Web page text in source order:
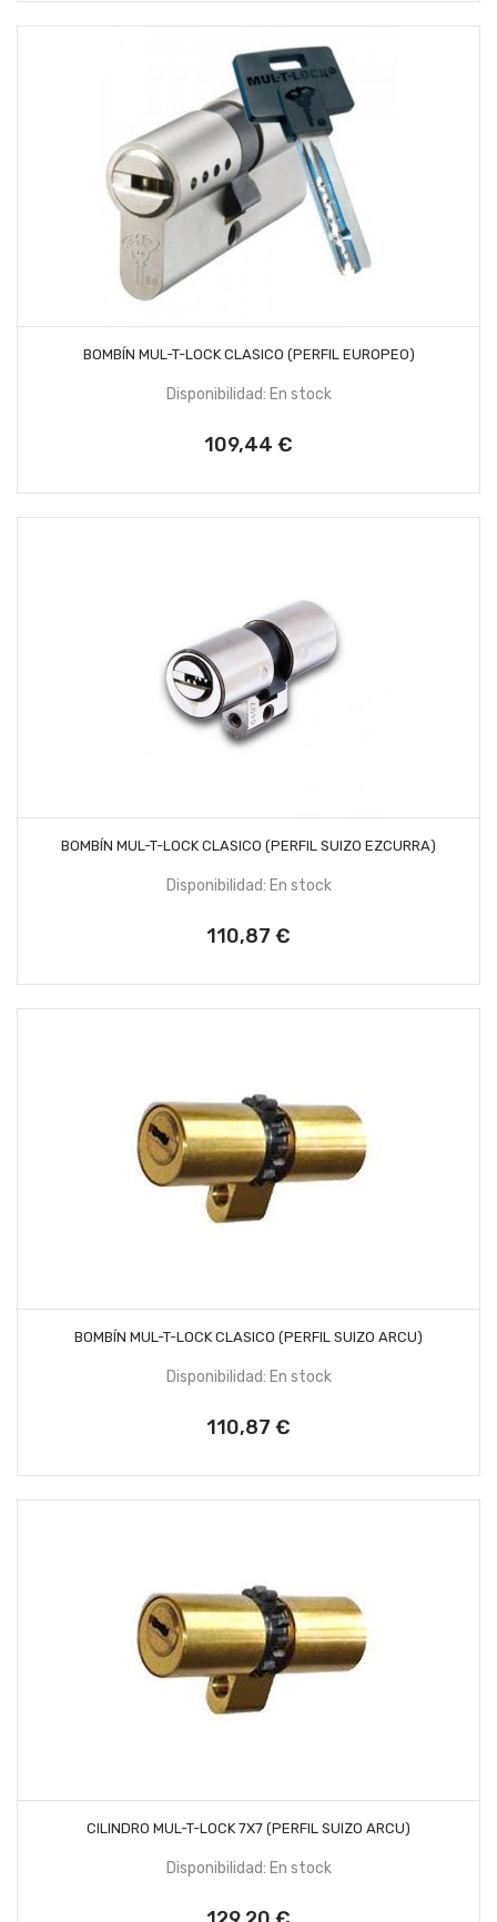
AÑADIR AL CARRITO
BOMBÍN MUL-T-LOCK CLASICO (PERFIL EUROPEO)
Disponibilidad: En stock
Precio
109,44 €
AÑADIR AL CARRITO
BOMBÍN MUL-T-LOCK CLASICO (PERFIL SUIZO EZCURRA)
Disponibilidad: En stock
Precio
110,87 €
AÑADIR AL CARRITO
BOMBÍN MUL-T-LOCK CLASICO (PERFIL SUIZO ARCU)
Disponibilidad: En stock
Precio
110,87 €
AÑADIR AL CARRITO
CILINDRO MUL-T-LOCK 7X7 (PERFIL SUIZO ARCU)
Disponibilidad: En stock
Precio